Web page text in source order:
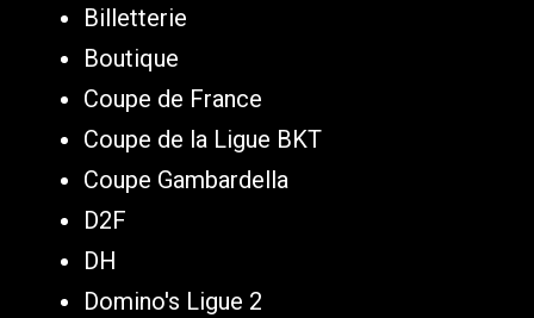
Billetterie
Boutique
Coupe de France
Coupe de la Ligue BKT
Coupe Gambardella
D2F
DH
Domino's Ligue 2